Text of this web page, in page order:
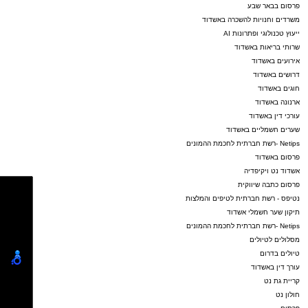
פרסום בבאר שבע
משרדים וחנויות להשכרה באשדוד
ייעוץ טכנולוגי ופתרונות AI
שרותי בריאות באשדוד
אירועים באשדוד
דרושים באשדוד
חוגים באשדוד
ארנונה באשדוד
עורכי דין באשדוד
שערים חשמליים באשדוד
Netips -רשת חברתית לחכמת ההמונים
פרסום באשדוד
אשדוד נט ויקיפדיה
פרסום כתבה שיווקית
נטיפס - רשת חברתית לטיפים והמלצות
תיקון שער חשמלי אשדוד
Netips -רשת חברתית לחכמת ההמונים
מסלולים לטיולים
טיולים בדרום
עורך דין באשדוד
קריית גת נט
חולון נט